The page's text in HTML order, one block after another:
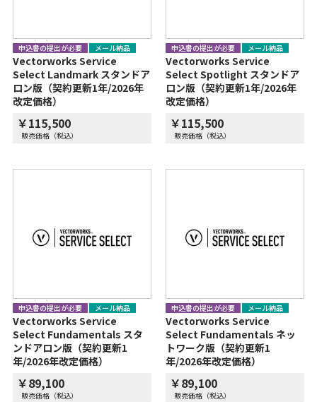
申込書の提出が必要 メール納品
Vectorworks Service
Select Landmark スタンドア
ロン版（契約更新1年/2026年
改定価格）
￥115,500
販売価格（税込）
申込書の提出が必要 メール納品
Vectorworks Service
Select Spotlight スタンドア
ロン版（契約更新1年/2026年
改定価格）
￥115,500
販売価格（税込）
申込書の提出が必要 メール納品
Vectorworks Service
Select Fundamentals スタ
ンドアロン版（契約更新1
年/2026年改定価格）
￥89,100
販売価格（税込）
申込書の提出が必要 メール納品
Vectorworks Service
Select Fundamentals ネッ
トワーク版（契約更新1
年/2026年改定価格）
￥89,100
販売価格（税込）